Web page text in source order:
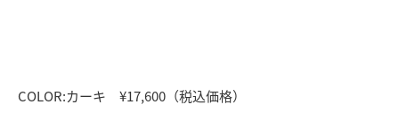
COLOR:カーキ ¥17,600（税込価格）